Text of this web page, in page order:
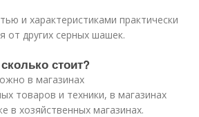
и характеристиками практически
от других серных шашек.
стоит?
в магазинах
товаров и техники, в магазинах
в хозяйственных магазинах.